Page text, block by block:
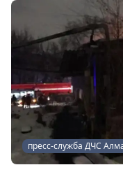
пресс-служба ДЧС